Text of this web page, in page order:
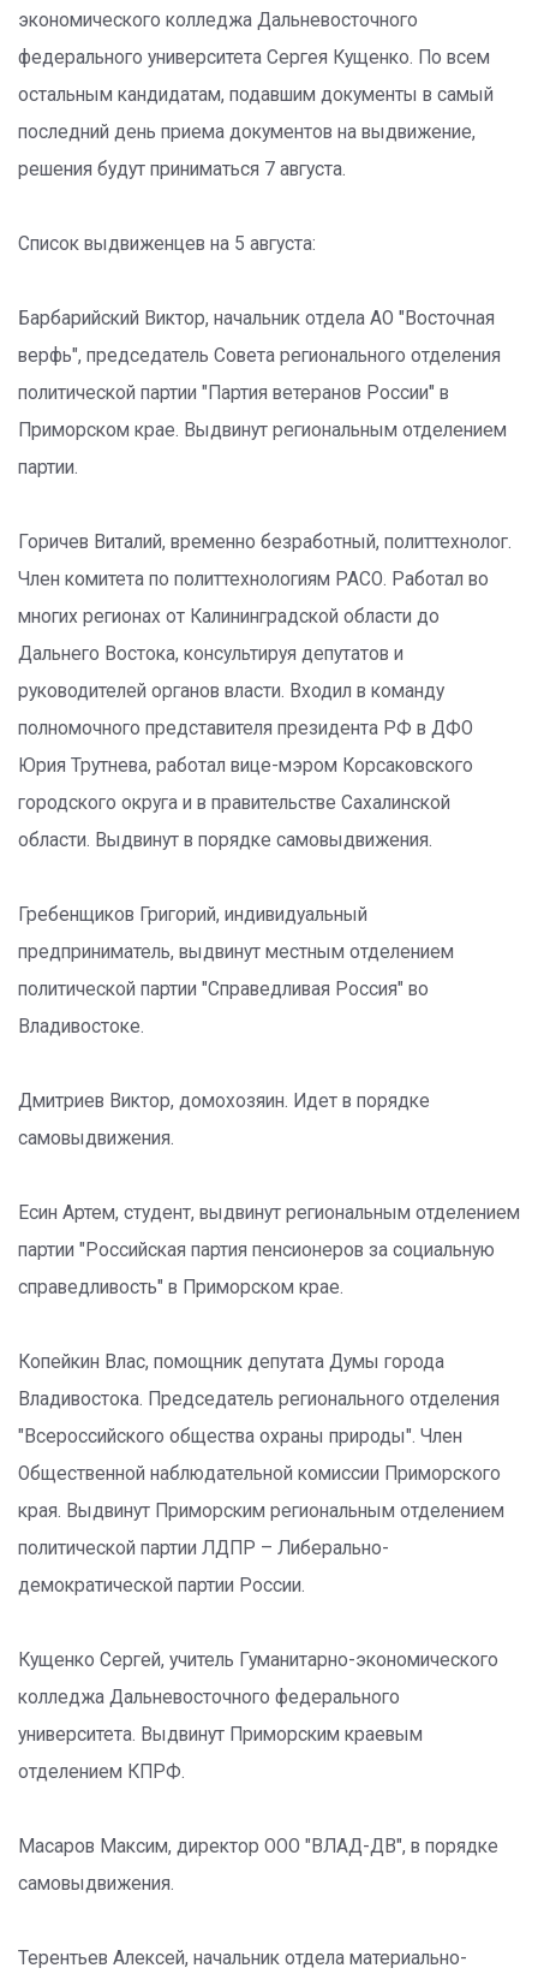
экономического колледжа Дальневосточного
федерального университета Сергея Кущенко. По всем
остальным кандидатам, подавшим документы в самый
последний день приема документов на выдвижение,
решения будут приниматься 7 августа.
Список выдвиженцев на 5 августа:
Барбарийский Виктор, начальник отдела АО "Восточная
верфь", председатель Совета регионального отделения
политической партии "Партия ветеранов России" в
Приморском крае. Выдвинут региональным отделением
партии.
Горичев Виталий, временно безработный, политтехнолог.
Член комитета по политтехнологиям РАСО. Работал во
многих регионах от Калининградской области до
Дальнего Востока, консультируя депутатов и
руководителей органов власти. Входил в команду
полномочного представителя президента РФ в ДФО
Юрия Трутнева, работал вице-мэром Корсаковского
городского округа и в правительстве Сахалинской
области. Выдвинут в порядке самовыдвижения.
Гребенщиков Григорий, индивидуальный
предприниматель, выдвинут местным отделением
политической партии "Справедливая Россия" во
Владивостоке.
Дмитриев Виктор, домохозяин. Идет в порядке
самовыдвижения.
Есин Артем, студент, выдвинут региональным отделением
партии "Российская партия пенсионеров за социальную
справедливость" в Приморском крае.
Копейкин Влас, помощник депутата Думы города
Владивостока. Председатель регионального отделения
"Всероссийского общества охраны природы". Член
Общественной наблюдательной комиссии Приморского
края. Выдвинут Приморским региональным отделением
политической партии ЛДПР – Либерально-
демократической партии России.
Кущенко Сергей, учитель Гуманитарно-экономического
колледжа Дальневосточного федерального
университета. Выдвинут Приморским краевым
отделением КПРФ.
Масаров Максим, директор ООО "ВЛАД-ДВ", в порядке
самовыдвижения.
Терентьев Алексей, начальник отдела материально-